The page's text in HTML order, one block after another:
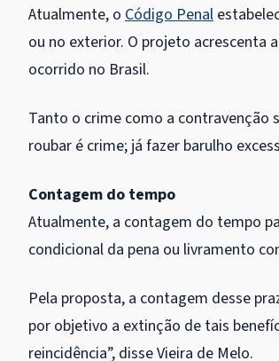
Atualmente, o Código Penal
ou no exterior. O projeto acrescenta
ocorrido no Brasil.
Tanto o crime como a contravenção
roubar é crime; já fazer barulho
Contagem do tempo
Atualmente, a contagem do tempo
condicional da pena ou livramento
Pela proposta, a contagem desse
por objetivo a extinção de tais
reincidência”, disse Vieira de Melo.